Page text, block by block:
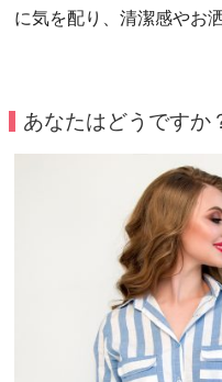
に気を配り、清潔感やお
あなたはどうですか